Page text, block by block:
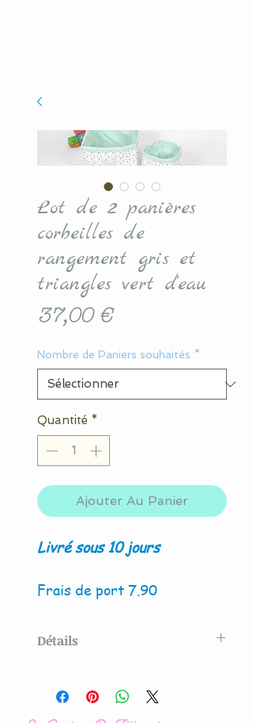
Lot de 2 panières
corbeilles de
rangement gris et
triangles vert d'eau
37,00 €Prix
Nombre de Paniers souhaités *
Quantité *
Ajouter Au Panier
Livré sous 10 jours
Frais de port 7.90
Détails
By Titia